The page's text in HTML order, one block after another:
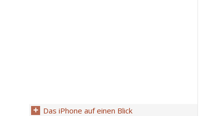
Das iPhone auf einen Blick